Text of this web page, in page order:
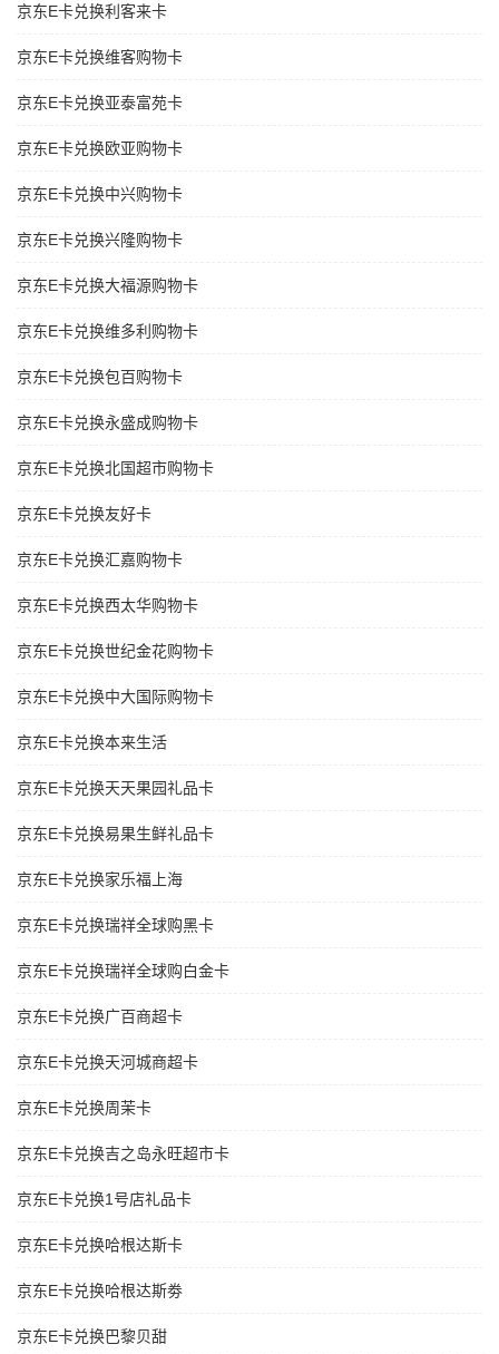
京东E卡兑换利客来卡
京东E卡兑换维客购物卡
京东E卡兑换亚泰富苑卡
京东E卡兑换欧亚购物卡
京东E卡兑换中兴购物卡
京东E卡兑换兴隆购物卡
京东E卡兑换大福源购物卡
京东E卡兑换维多利购物卡
京东E卡兑换包百购物卡
京东E卡兑换永盛成购物卡
京东E卡兑换北国超市购物卡
京东E卡兑换友好卡
京东E卡兑换汇嘉购物卡
京东E卡兑换西太华购物卡
京东E卡兑换世纪金花购物卡
京东E卡兑换中大国际购物卡
京东E卡兑换本来生活
京东E卡兑换天天果园礼品卡
京东E卡兑换易果生鲜礼品卡
京东E卡兑换家乐福上海
京东E卡兑换瑞祥全球购黑卡
京东E卡兑换瑞祥全球购白金卡
京东E卡兑换广百商超卡
京东E卡兑换天河城商超卡
京东E卡兑换周茉卡
京东E卡兑换吉之岛永旺超市卡
京东E卡兑换1号店礼品卡
京东E卡兑换哈根达斯卡
京东E卡兑换哈根达斯劵
京东E卡兑换巴黎贝甜